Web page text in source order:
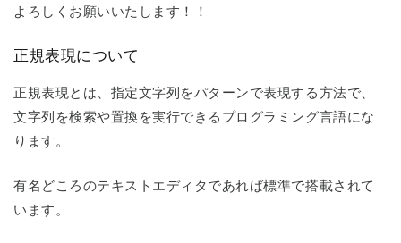
よろしくお願いいたします！！
正規表現について
正規表現とは、指定文字列をパターンで表現する方法で、
文字列を検索や置換を実行できるプログラミング言語にな
ります。
有名どころのテキストエディタであれば標準で搭載されて
います。